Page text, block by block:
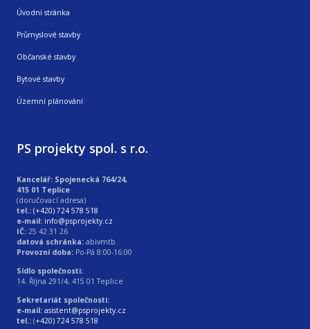
Úvodní stránka
Průmyslové stavby
Občanské stavby
Bytové stavby
Územní plánování
PS projekty spol. s r.o.
Kancelář: Spojenecká 764/24,
415 01 Teplice
(doručovací adresa)
tel.: (+420) 724 578 518
e-mail: info@psprojekty.cz
IČ: 25 42 31 26
datová schránka: abivmtb
Provozní doba: Po-Pá 8:00-16:00
Sídlo společnosti:
14. Října 291/4, 415 01 Teplice
Sekretariát společnosti:
e-mail: asistent@psprojekty.cz
tel.: (+420) 724 578 518